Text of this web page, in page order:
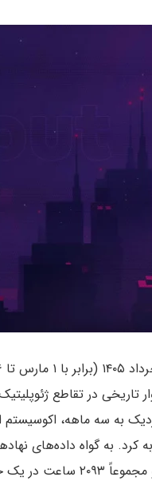
تاریخی در تقاطع
به سه ماهه،
کرد. به گواه داده‌های